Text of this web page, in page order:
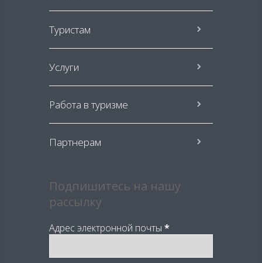
Туристам
Услуги
Работа в туризме
Партнерам
Подпишитесь на нашу
рассылку
Адрес электронной почты *